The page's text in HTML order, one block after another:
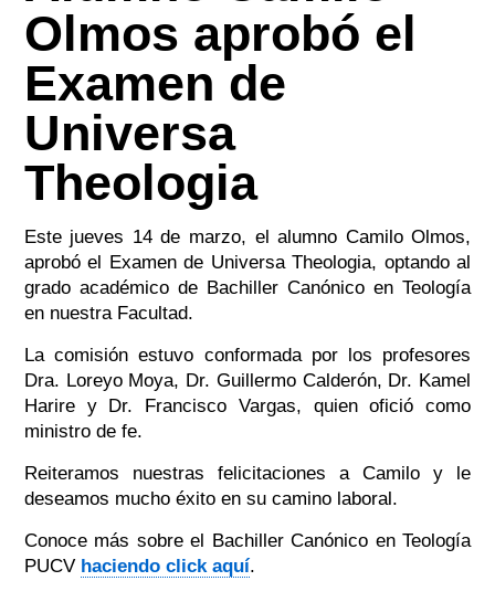
Olmos aprobó el
Examen de
Universa
Theologia
Este jueves 14 de marzo, el alumno Camilo Olmos,
aprobó el Examen de Universa Theologia, optando al
grado académico de Bachiller Canónico en Teología
en nuestra Facultad.
La comisión estuvo conformada por los profesores
Dra. Loreyo Moya, Dr. Guillermo Calderón, Dr. Kamel
Harire y Dr. Francisco Vargas, quien ofició como
ministro de fe.
Reiteramos nuestras felicitaciones a Camilo y le
deseamos mucho éxito en su camino laboral.
Conoce más sobre el Bachiller Canónico en Teología
PUCV haciendo click aquí.